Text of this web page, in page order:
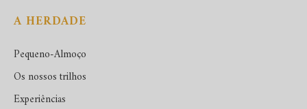
A HERDADE
Pequeno-Almoço
Os nossos trilhos
Experiências